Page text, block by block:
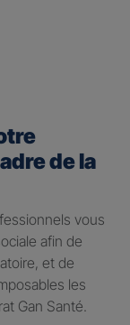
de la
vous
afin de
et de
les
Gan Santé.